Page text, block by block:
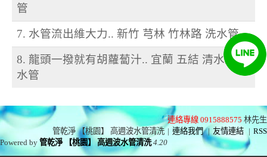
管
7. 水管流出維大力.. 新竹 芎林 竹林路 洗水管
8. 龍頭一撥就有胡蘿蔔汁.. 宜蘭 五結 清水路 洗
水管
連絡專線 0915888575 林先生
管乾淨 【桃園】 高週波水管清洗 | 連絡我們 | 友情連結 | RSS
Powered by管乾淨 【桃園】 高週波水管清洗 4.20